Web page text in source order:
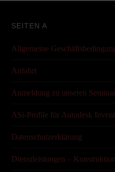
SEITEN A
Allgemeine
Anfahrt
Anmeldung zu unseren
ASi-Profile für Autodesk
Datenschutzerklärung
Dienstleistungen –